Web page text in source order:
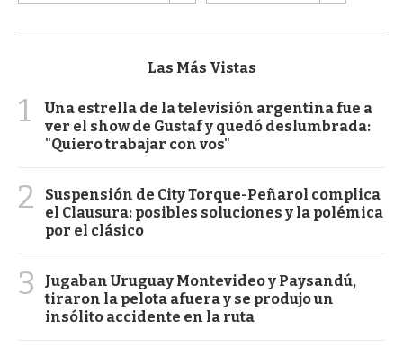
Las Más Vistas
1
Una estrella de la televisión argentina fue a
ver el show de Gustaf y quedó deslumbrada:
"Quiero trabajar con vos"
2
Suspensión de City Torque-Peñarol complica
el Clausura: posibles soluciones y la polémica
por el clásico
3
Jugaban Uruguay Montevideo y Paysandú,
tiraron la pelota afuera y se produjo un
insólito accidente en la ruta